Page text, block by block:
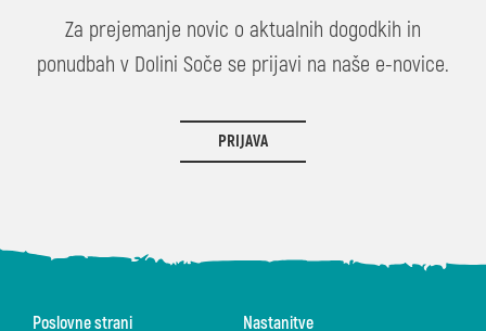
Za prejemanje novic o aktualnih dogodkih in
ponudbah v Dolini Soče se prijavi na naše e-novice.
PRIJAVA
Poslovne strani
Nastanitve